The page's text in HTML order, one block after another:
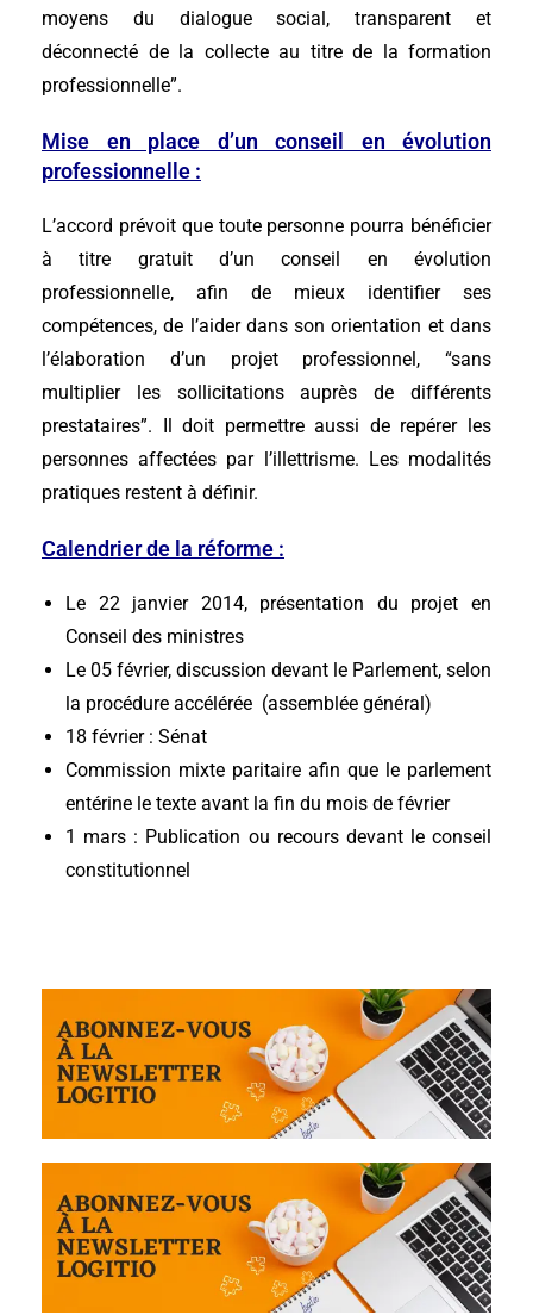
moyens du dialogue social, transparent et
déconnecté de la collecte au titre de la formation
professionnelle”.
Mise en place d’un conseil en évolution
professionnelle :
L’accord prévoit que toute personne pourra bénéficier
à titre gratuit d’un conseil en évolution
professionnelle, afin de mieux identifier ses
compétences, de l’aider dans son orientation et dans
l’élaboration d’un projet professionnel, “sans
multiplier les sollicitations auprès de différents
prestataires”. Il doit permettre aussi de repérer les
personnes affectées par l’illettrisme. Les modalités
pratiques restent à définir.
Calendrier de la réforme :
Le 22 janvier 2014, présentation du projet en
Conseil des ministres
Le 05 février, discussion devant le Parlement, selon
la procédure accélérée (assemblée général)
18 février : Sénat
Commission mixte paritaire afin que le parlement
entérine le texte avant la fin du mois de février
1 mars : Publication ou recours devant le conseil
constitutionnel